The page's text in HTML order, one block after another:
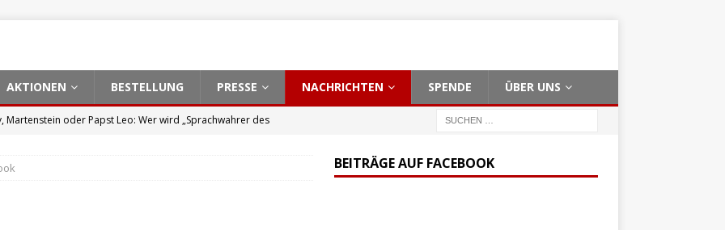
AKTIONEN BESTELLUNG PRESSE NACHRICHTEN SPENDE ÜBER UNS
Martenstein oder Papst Leo: Wer wird „Sprachwahrer des
Rieck erhält Jürgen-Moll-Preis für verständliche Wissenschaft
BEITRÄGE AUF FACEBOOK